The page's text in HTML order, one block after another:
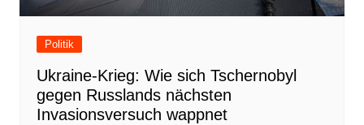
Politik
Ukraine-Krieg: Wie sich Tschernobyl
gegen Russlands nächsten
Invasionsversuch wappnet